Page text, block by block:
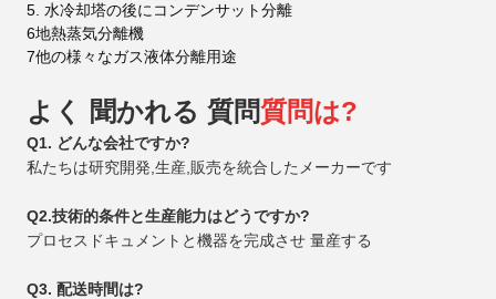
5. 水冷却塔の後にコンデンサット分離
6地熱蒸気分離機
7他の様々なガス液体分離用途
よく 聞かれる 質問質問は?
Q1. どんな会社ですか?
私たちは研究開発,生産,販売を統合したメーカーです
Q2.技術的条件と生産能力はどうですか?
プロセスドキュメントと機器を完成させ 量産する
Q3. 配送時間は?